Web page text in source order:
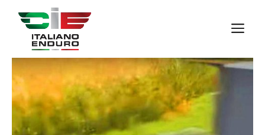
contenuto